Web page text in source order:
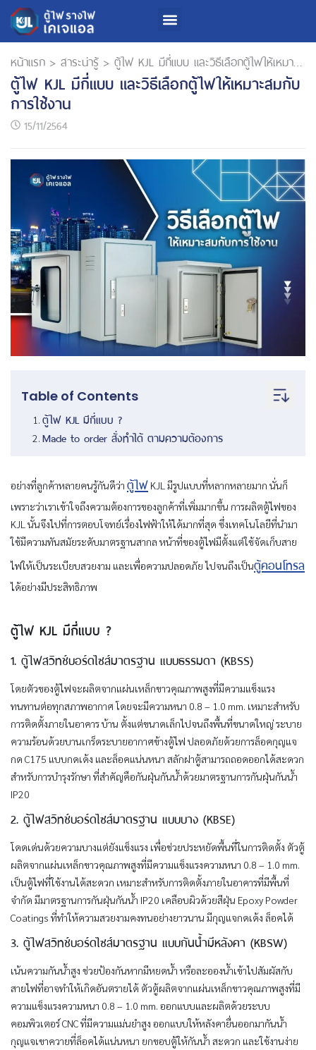
หน้าแรก > สาระน่ารู้ > ตู้ไฟ KJL มีกี่แบบ และวิธีเลือกตู้ไฟให้เหมาะสมกับการใช้งาน
ตู้ไฟ KJL มีกี่แบบ และวิธีเลือกตู้ไฟให้เหมาะสมกับ
การใช้งาน
15/11/2564
Table of Contents
ตู้ไฟ KJLมีกี่แบบ ?
Made to order สั่งทำได้ ตามความต้องการ
อย่างที่ลูกค้าหลายคนรู้กันดีว่า ตู้ไฟ KJL มีรูปแบบที่หลากหลายมาก นั่นก็
เพราะว่าเราเข้าใจถึงความต้องการของลูกค้าที่เพิ่มมากขึ้น การผลิตตู้ไฟของ
KJL นั้นจึงไปที่การตอบโจทย์เรื่องไฟฟ้าให้ได้มากที่สุด ซึ่งเทคโนโลยีที่นำมา
ใช้มีความทันสมัยระดับมาตรฐานสากล หน้าที่ของตู้ไฟมีตั้งแต่ใช้จัดเก็บสาย
ไฟให้เป็นระเบียบสวยงาม และเพื่อความปลอดภัย ไปจนถึงเป็นตู้คอนโทรล
ได้อย่างมีประสิทธิภาพ
ตู้ไฟ KJL มีกี่แบบ ?
1. ตู้ไฟสวิทช์บอร์ดไซส์มาตรฐาน แบบธรรมดา (KBSS)
โดยตัวของตู้ไฟจะผลิตจากแผ่นเหล็กขาวคุณภาพสูงที่มีความแข็งแรง
ทนทานต่อทุกสภาพอากาศ โดยจะมีความหนา 0.8 – 1.0 mm. เหมาะสำหรับ
การติดตั้งภายในอาคาร บ้าน ตั้งแต่ขนาดเล็กไปจนถึงพื้นที่ขนาดใหญ่ ระบาย
ความร้อนด้วยบานเกร็ดระบายอากาศข้างตู้ไฟ ปลอดภัยด้วยการล็อคกุญแจ
กด C175 แบบกดเด้ง และล็อคแน่นหนา สลักฝาตู้สามารถถอดออกได้สะดวก
สำหรับการบำรุงรักษา ที่สำคัญคือกันฝุ่นกันน้ำด้วยมาตรฐานการกันฝุ่นกันน้ำ
IP20
2. ตู้ไฟสวิทช์บอร์ดไซส์มาตรฐาน แบบบาง (KBSE)
โดดเด่นด้วยความบางแต่ยังแข็งแรง เพื่อช่วยประหยัดพื้นที่ในการติดตั้ง ตัวตู้
ผลิตจากแผ่นเหล็กขาวคุณภาพสูงที่มีความแข็งแรงความหนา 0.8 – 1.0 mm.
เป็นตู้ไฟที่ใช้งานได้สะดวก เหมาะสำหรับการติดตั้งภายในอาคารที่มีพื้นที่
จำกัด มีมาตรฐานการกันฝุ่นกันน้ำ IP20 เคลือบผิวด้วยสีฝุ่น Epoxy Powder
Coatings ที่ทำให้ความสวยงามคงทนอย่างยาวนาน มีกุญแจกดเด้ง ล็อคได้
3. ตู้ไฟสวิทช์บอร์ดไซส์มาตรฐาน แบบกันน้ำมีหลังคา (KBSW)
เน้นความกันน้ำสูง ช่วยป้องกันหากมีหยดน้ำ หรือละอองน้ำเข้าไปสัมผัสกับ
สายไฟที่อาจทำให้เกิดอันตรายได้ ตัวตู้ผลิตจากแผ่นเหล็กขาวคุณภาพสูงที่มี
ความแข็งแรงความหนา 0.8 – 1.0 mm. ออกแบบและผลิตด้วยระบบ
คอมพิวเตอร์ CNC ที่มีความแม่นยำสูง ออกแบบให้หลังคายื่นออกมากันน้ำ
กุญแจเขาควายที่ล็อคได้แน่นหนา ยกขอบตู้ให้กันน้ำ สะดวก และใช้งานง่าย